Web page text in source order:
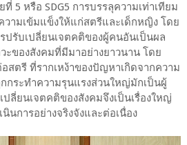
5 หรือ SDG5 การบรรลุความเท่าเทียม
วามเข้มแข็งให้แก่สตรีและเด็กหญิง โดย
รับเปลี่ยนเจตคติของผู้คนอันเป็นผล
ะของสังคมที่มีมาอย่างยาวนาน โดย
สตรี ที่รากเหง้าของปัญหาเกิดจากความ
กระทำความรุนแรงส่วนใหญ่มักเป็นผู้
ลี่ยนเจตคติของสังคมจึงเป็นเรื่องใหญ่
นการอย่างจริงจังและต่อเนื่อง